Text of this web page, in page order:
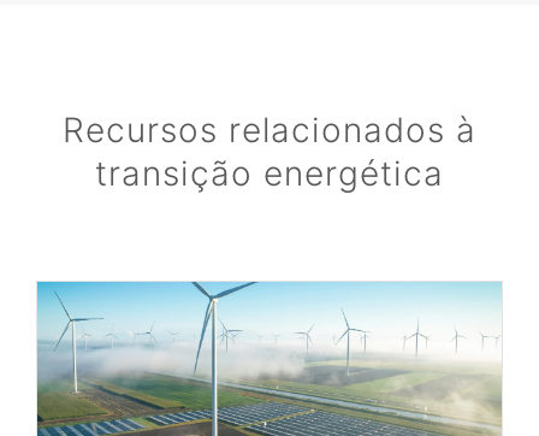
Recursos relacionados à
transição energética